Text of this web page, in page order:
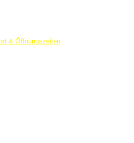
& Öffnungszeiten